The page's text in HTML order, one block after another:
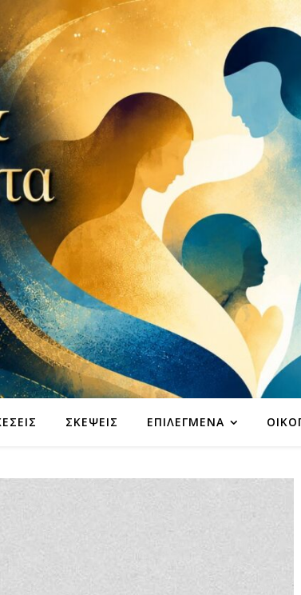
ΣΚΈΨΕΙΣ ΕΠΙΛΕΓΜΈΝΑ